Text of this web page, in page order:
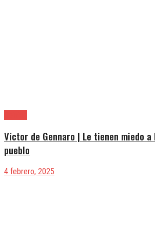
Víctor de Gennaro | Le tienen miedo
pueblo
4 febrero, 2025